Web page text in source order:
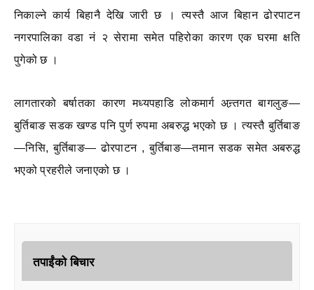
निकाल्ने कार्य बिहानै देखि जारी छ । त्यस्तै आज बिहान ढोरपाटन
नगरपालिका वडा नं २ सेरामा समेत पहिरोका कारण एक घरमा क्षति
पुगेको छ ।
लागतारको बर्षातका कारण मध्यपहाडि लोकमार्ग अन्र्तगत बागलुङ—
बुर्तिबाङ सडक खण्ड पनि पुर्ण रुपमा अबरुद्ध भएको छ । त्यस्तै बुर्तिबाङ
—निसि, बुर्तिबाङ— ढोरपाटन , बुर्तिबाङ—तमान सडक समेत अबरुद्ध
भएको प्रहरीले जनाएको छ ।
तपाईंको बिचार